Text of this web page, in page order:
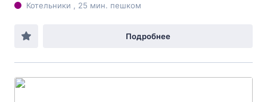
Котельники , 25 мин. пешком
Подробнее